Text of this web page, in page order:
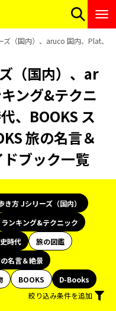
ズ（国内）、aruco 国内、Plat、
（国内）、ar
ング&テクニ
、BOOKS ス
旅の名言＆
ブック一覧
き方 Jシリーズ（国内）
ランキング&テクニック
時代
旅の図鑑
名言＆絶景
BOOKS
D-Books
絞り込み条件を追加